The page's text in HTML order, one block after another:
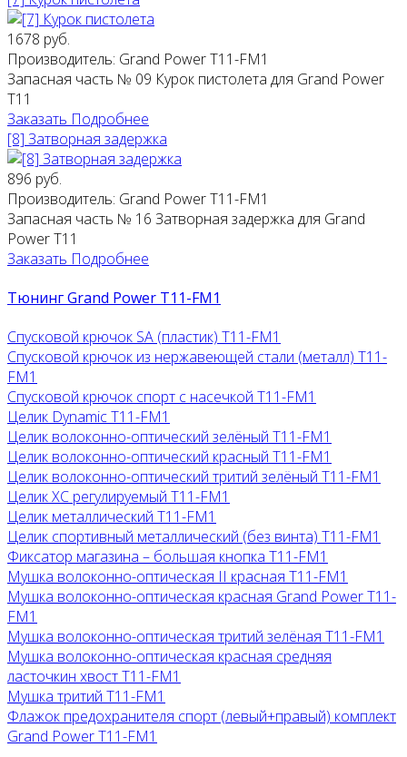
1678 руб.
Производитель: Grand Power T11-FM1
Запасная часть № 09 Курок пистолета для Grand Power
T11
Заказать Подробнее
[8] Затворная задержка
896 руб.
Производитель: Grand Power T11-FM1
Запасная часть № 16 Затворная задержка для Grand
Power T11
Заказать Подробнее
Тюнинг Grand Power T11-FM1
Спусковой крючок SA (пластик) T11-FM1
Спусковой крючок из нержавеющей стали (металл) T11-
FM1
Спусковой крючок спорт с насечкой T11-FM1
Целик Dynamic T11-FM1
Целик волоконно-оптический зелёный T11-FM1
Целик волоконно-оптический красный T11-FM1
Целик волоконно-оптический тритий зелёный T11-FM1
Целик ХС регулируемый T11-FM1
Целик металлический T11-FM1
Целик спортивный металлический (без винта) T11-FM1
Фиксатор магазина – большая кнопка T11-FM1
Мушка волоконно-оптическая II красная T11-FM1
Мушка волоконно-оптическая красная Grand Power T11-
FM1
Мушка волоконно-оптическая тритий зелёная T11-FM1
Мушка волоконно-оптическая красная средняя
ласточкин хвост T11-FM1
Мушка тритий T11-FM1
Флажок предохранителя спорт (левый+правый) комплект
Grand Power T11-FM1